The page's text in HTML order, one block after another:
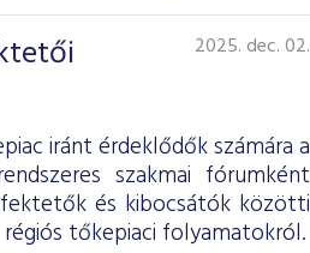
2025. dec. 02.
iránt érdeklődők számára a
szakmai fórumként
és kibocsátók közötti
tőkepiaci folyamatokról.